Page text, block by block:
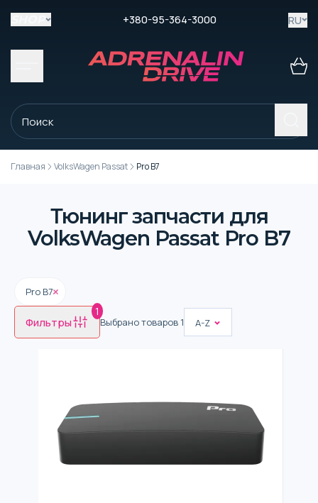
+380-95-364-3000 RU
Главная VolksWagen Passat Pro B7
Тюнинг запчасти для
VolksWagen Passat Pro B7
Pro B7
Фильтры
1
Выбрано товаров 1 A-Z